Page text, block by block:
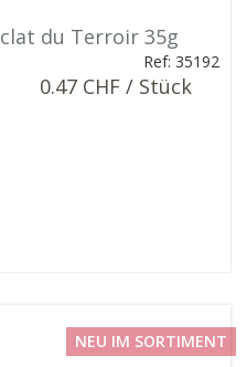
du Terroir 35g
Ref: 35192
0.47 CHF / Stück
NEU IM SORTIMENT